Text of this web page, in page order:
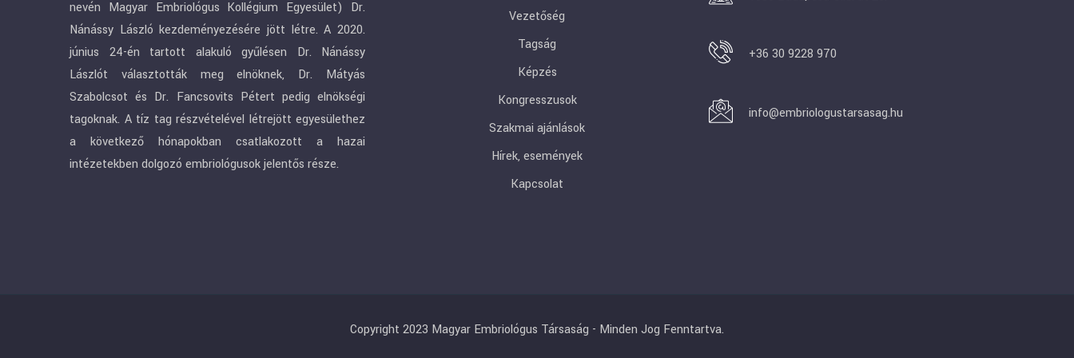
nevén Magyar Embriológus Kollégium Egyesület) Dr.
Nánássy László kezdeményezésére jött létre. A 2020.
június 24-én tartott alakuló gyűlésen Dr. Nánássy
Lászlót választották meg elnöknek, Dr. Mátyás
Szabolcsot és Dr. Fancsovits Pétert pedig elnökségi
tagoknak. A tíz tag részvételével létrejött egyesülethez
a következő hónapokban csatlakozott a hazai
intézetekben dolgozó embriológusok jelentős része.
Vezetőség
Tagság
Képzés
Kongresszusok
Szakmai ajánlások
Hírek, események
Kapcsolat
+36 30 9228 970
info@embriologustarsasag.hu
Copyright 2023 Magyar Embriológus Társaság - Minden Jog Fenntartva.